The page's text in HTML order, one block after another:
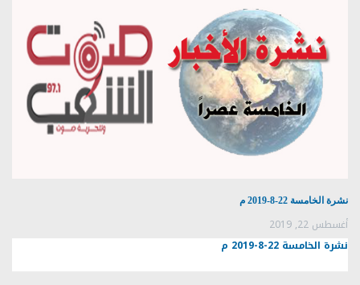
نشرة الخامسة 22-8-2019 م
أغسطس 22, 2019
نشرة الخامسة 22-8-2019 م